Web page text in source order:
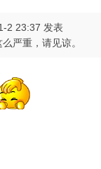
2 23:37 发表
严重，请见谅。